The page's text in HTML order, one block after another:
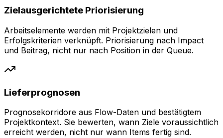
Zielausgerichtete Priorisierung
Arbeitselemente werden mit Projektzielen und
Erfolgskriterien verknüpft. Priorisierung nach Impact
und Beitrag, nicht nur nach Position in der Queue.
Lieferprognosen
Prognosekorridore aus Flow-Daten und bestätigtem
Projektkontext. Sie bewerten, wann Ziele voraussichtlich
erreicht werden, nicht nur wann Items fertig sind.